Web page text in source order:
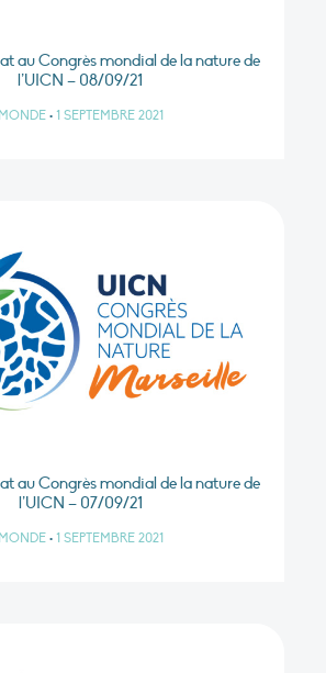
au Congrès mondial de la nature de
l’UICN – 08/09/21
MONDE • 1 SEPTEMBRE 2021
au Congrès mondial de la nature de
l’UICN – 07/09/21
MONDE • 1 SEPTEMBRE 2021